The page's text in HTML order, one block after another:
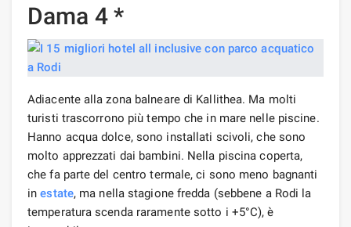
Dama 4 *
Adiacente alla zona balneare di Kallithea. Ma molti
turisti trascorrono più tempo che in mare nelle piscine.
Hanno acqua dolce, sono installati scivoli, che sono
molto apprezzati dai bambini. Nella piscina coperta,
che fa parte del centro termale, ci sono meno bagnanti
inestate, ma nella stagione fredda (sebbene a Rodi la
temperatura scenda raramente sotto i +5°C), è